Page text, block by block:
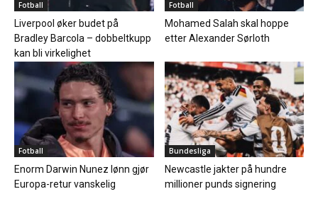
Fotball
Liverpool øker budet på
Bradley Barcola – dobbeltkupp
kan bli virkelighet
Fotball
Mohamed Salah skal hoppe
etter Alexander Sørloth
Fotball
Enorm Darwin Nunez lønn gjør
Europa-retur vanskelig
Bundesliga
Newcastle jakter på hundre
millioner punds signering